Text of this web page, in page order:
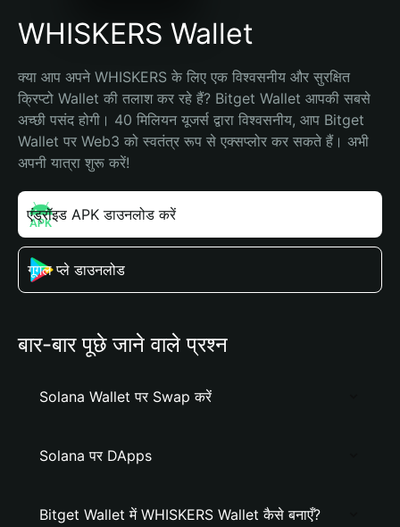
WHISKERS Wallet
क्या आप अपने WHISKERS के लिए एक विश्वसनीय और सुरक्षित
क्रिप्टो Wallet की तलाश कर रहे हैं? Bitget Wallet आपकी सबसे
अच्छी पसंद होगी। 40 मिलियन यूजर्स द्वारा विश्वसनीय, आप Bitget
Wallet पर Web3 को स्वतंत्र रूप से एक्सप्लोर कर सकते हैं। अभी
अपनी यात्रा शुरू करें!
एंड्रॉइड APK डाउनलोड करें
गूगल प्ले डाउनलोड
बार-बार पूछे जाने वाले प्रश्न
Solana Wallet पर Swap करें
Solana पर DApps
Bitget Wallet में WHISKERS Wallet कैसे बनाएँ?